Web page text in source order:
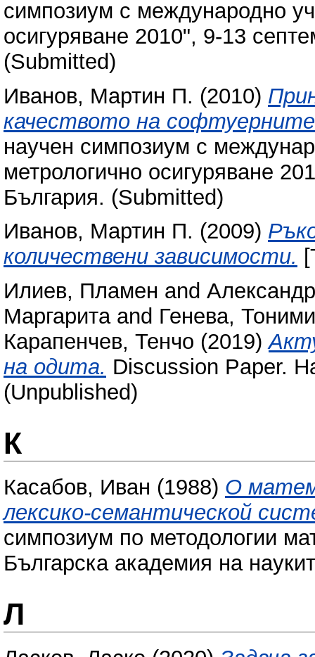
симпозиум с международно
осигуряване 2010", 9-13
(Submitted)
Иванов, Мартин П. (2010)
качеството на
научен симпозиум с
метрологично осигуряване
България. (Submitted)
Иванов, Мартин П. (2009)
количествени зависимости.
Илиев, Пламен and
Маргаритаand Генева,
Карапенчев, Тенчо (2019)
на одита. Discussion Paper.
(Unpublished)
К
Касабов, Иван (1988) О
лексико-семантической
симпозиум по методологии
Българска академия на
Л